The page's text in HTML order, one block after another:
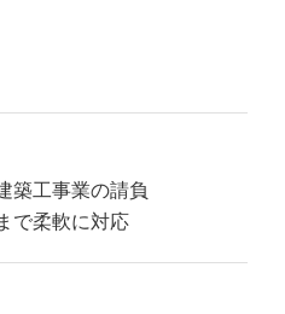
築工事業の請負
で柔軟に対応